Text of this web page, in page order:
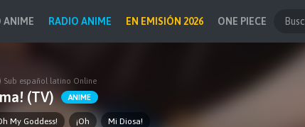
ANIME RADIO ANIME EN EMISIÓN 2026 ONE PIECE
Sub español latino Online
(TV) ANIME
My Goddess! ¡Oh Mi Diosa!